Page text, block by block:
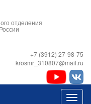
отделения
+7 (3912) 27-98-75
krosmr_310807@mail.ru